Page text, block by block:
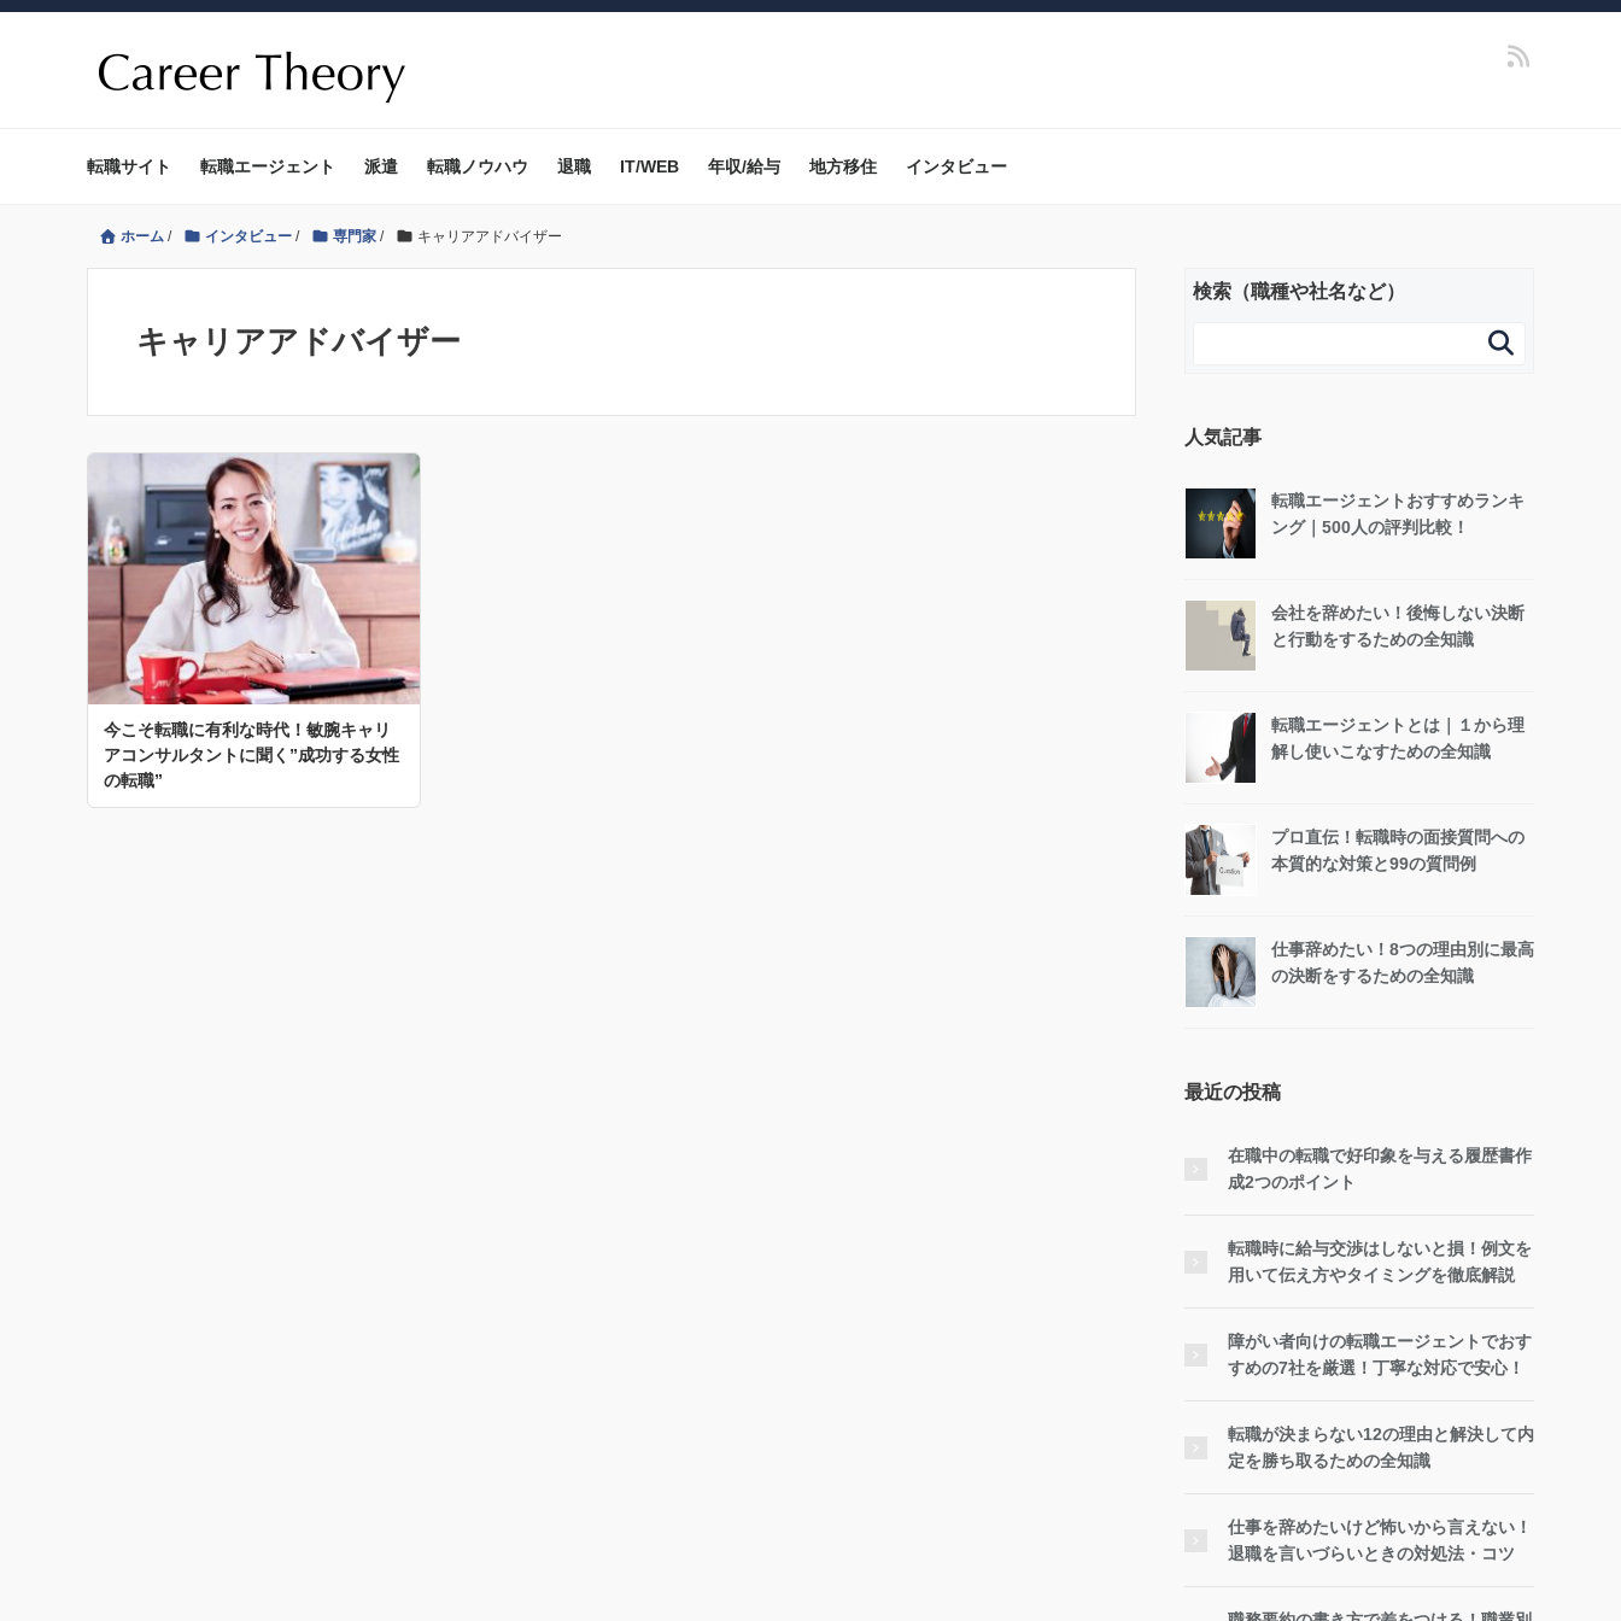
転職サイト 転職エージェント 派遣 転職ノウハウ 退職 IT/WEB 年収/給与 地方移住 インタビュー
ホーム / インタビュー / 専門家 / キャリアアドバイザー
キャリアアドバイザー
今こそ転職に有利な時代！敏腕キャリ
アコンサルタントに聞く”成功する女性
の転職”
検索（職種や社名など）

人気記事
転職エージェントおすすめランキ
ング｜500人の評判比較！
会社を辞めたい！後悔しない決断
と行動をするための全知識
転職エージェントとは｜１から理
解し使いこなすための全知識
プロ直伝！転職時の面接質問への
本質的な対策と99の質問例
仕事辞めたい！8つの理由別に最高
の決断をするための全知識
最近の投稿
在職中の転職で好印象を与える履歴書作
成2つのポイント
転職時に給与交渉はしないと損！例文を
用いて伝え方やタイミングを徹底解説
障がい者向けの転職エージェントでおす
すめの7社を厳選！丁寧な対応で安心！
転職が決まらない12の理由と解決して内
定を勝ち取るための全知識
仕事を辞めたいけど怖いから言えない！
退職を言いづらいときの対処法・コツ